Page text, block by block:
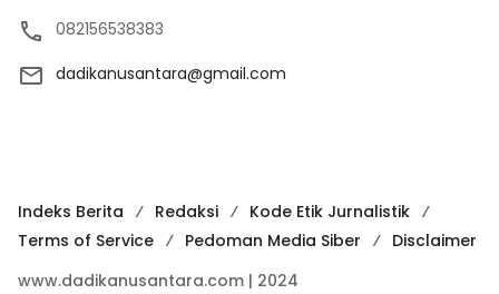
082156538383
dadikanusantara@gmail.com
Indeks Berita Redaksi
Kode Etik Jurnalistik
Terms of Service
Pedoman Media Siber
Disclaimer
www.dadikanusantara.com | 2024